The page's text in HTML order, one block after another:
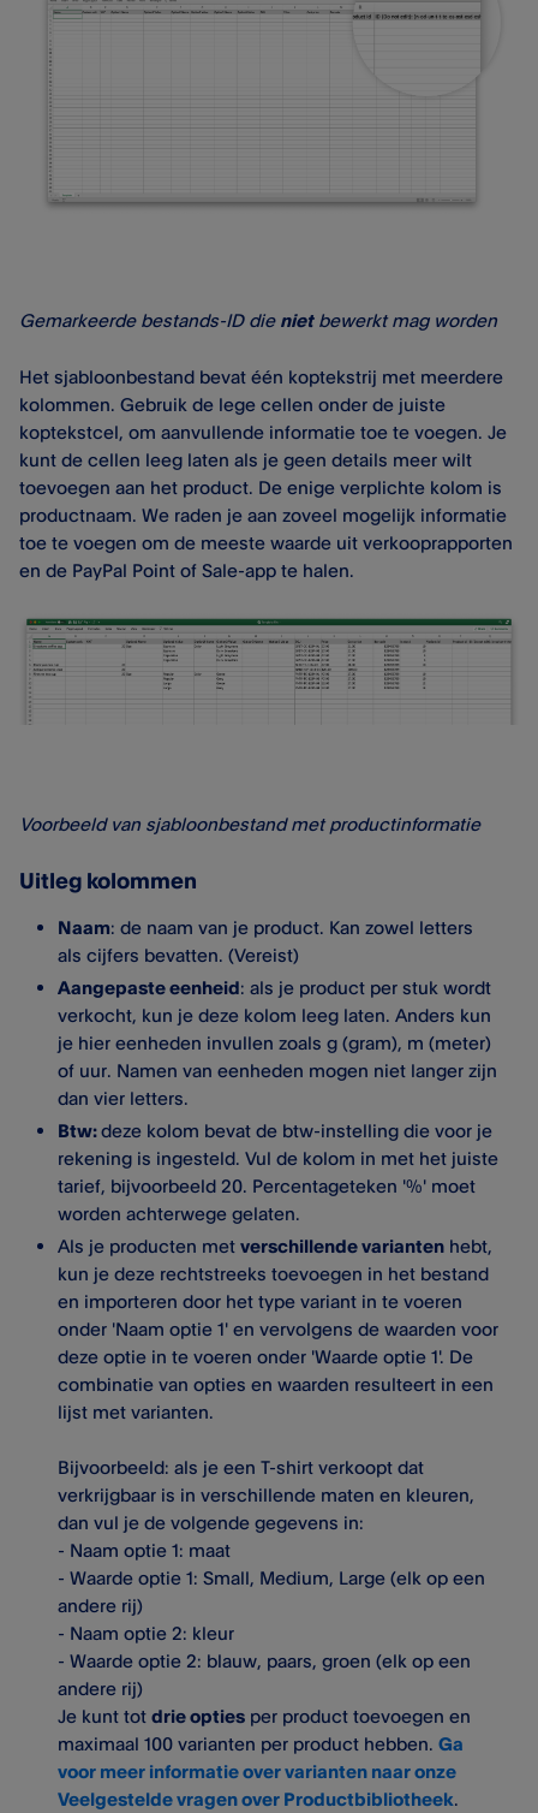
Gemarkeerde bestands-ID die nietbewerkt mag worden
Het sjabloonbestand bevat één koptekstrij met meerdere
kolommen. Gebruik de lege cellen onder de juiste
koptekstcel, om aanvullende informatie toe te voegen. Je
kunt de cellen leeg laten als je geen details meer wilt
toevoegen aan het product. De enige verplichte kolom is
productnaam. We raden je aan zoveel mogelijk informatie
toe te voegen om de meeste waarde uit verkooprapporten
en de PayPal Point of Sale-app te halen.
Voorbeeld van sjabloonbestand met productinformatie
Uitleg kolommen
Naam: de naam van je product. Kan zowel letters
als cijfers bevatten. (Vereist)
Aangepaste eenheid: als je product per stuk wordt
verkocht, kun je deze kolom leeg laten. Anders kun
je hier eenheden invullen zoals g (gram), m (meter)
of uur. Namen van eenheden mogen niet langer zijn
dan vier letters.
Btw:deze kolom bevat de btw-instelling die voor je
rekening is ingesteld. Vul de kolom in met het juiste
tarief, bijvoorbeeld 20. Percentageteken '%' moet
worden achterwege gelaten.
Als je producten met verschillende varianten hebt,
kun je deze rechtstreeks toevoegen in het bestand
en importeren door het type variant in te voeren
onder 'Naam optie 1' en vervolgens de waarden voor
deze optie in te voeren onder 'Waarde optie 1'. De
combinatie van opties en waarden resulteert in een
lijst met varianten.
Bijvoorbeeld: als je een T-shirt verkoopt dat
verkrijgbaar is in verschillende maten en kleuren,
dan vul je de volgende gegevens in:
- Naam optie 1: maat
- Waarde optie 1: Small, Medium, Large (elk op een
andere rij)
- Naam optie 2: kleur
- Waarde optie 2: blauw, paars, groen (elk op een
andere rij)
Je kunt tot drie opties per product toevoegen en
maximaal 100 varianten per product hebben. Ga
voor meer informatie over varianten naar onze
Veelgestelde vragen over Productbibliotheek.